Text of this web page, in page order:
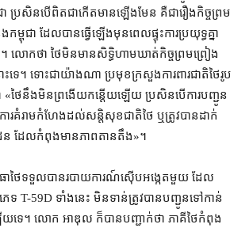
ប្រសិនបើ​ពិតជា​កើតមានឡើង​មែន គឺជា​រឿង​កិច្ចព្រម
ម្ពុជា ដែល​បាន​ធ្វើឡើង​មុន​ពេល​ផ្ទុះ​ការ​ប្រយុទ្ធ​គ្នា​
។ លោក​ថា ថៃ​មិន​មាន​សិទ្ធិ​ហាមឃាត់​កិច្ចព្រមព្រៀង​
ះ​ទេ​។ ទោះជា​យ៉ាងណា ប្រមុខ​ក្រសួងការពារជាតិ​ថៃ​រូប​
«​ថៃ​នឹង​មិន​ព្រងើយកន្តើយ​ឡើយ ប្រសិនបើ​ការ​បញ្ជូន​
ការ​គំរាមកំហែង​ដល់​សន្តិសុខ​ជាតិ​ថៃ ឬ​ត្រូវ​បាន​ដាក់​
ន ដែល​កំពុង​មាន​ភាព​តានតឹង»។
ថៃ​ទទួល​បាន​របាយការណ៍​ស៊ើបអង្កេត​មួយ ដែល​
ភេទ T-59D ទាំងនេះ មិនទាន់​ត្រូវ​បាន​បញ្ជូន​ទៅកាន់​
យ​ទេ​។ លោក អាឌុល ក៏បាន​បញ្ជាក់​ថា ភាគី​ថៃ​កំពុង​